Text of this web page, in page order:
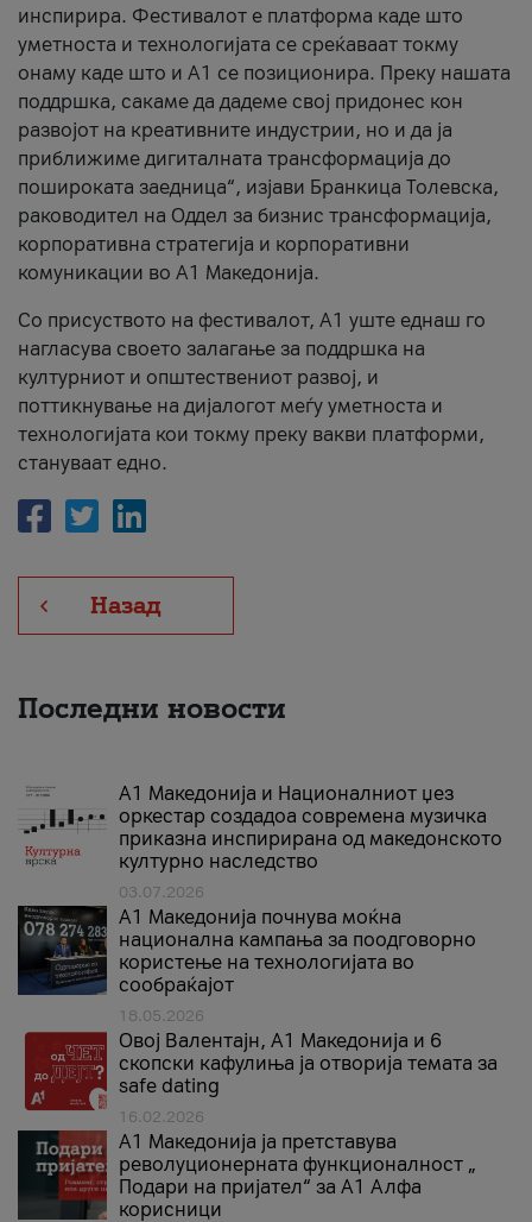
инспирира. Фестивалот е платформа каде што
уметноста и технологијата се среќаваат токму
онаму каде што и А1 се позиционира. Преку нашата
поддршка, сакаме да дадеме свој придонес кон
развојот на креативните индустрии, но и да ја
приближиме дигиталната трансформација до
пошироката заедница“, изјави Бранкица Толевска,
раководител на Оддел за бизнис трансформација,
корпоративна стратегија и корпоративни
комуникации во А1 Македонија.
Со присуството на фестивалот, А1 уште еднаш го
нагласува своето залагање за поддршка на
културниот и општествениот развој, и
поттикнување на дијалогот меѓу уметноста и
технологијата кои токму преку вакви платформи,
стануваат едно.
Назад
Последни новости
А1 Македонија и Националниот џез
оркестар создадоа современа музичка
приказна инспирирана од македонското
културно наследство
03.07.2026
A1 Македонија почнува моќна
национална кампања за поодговорно
користење на технологијата во
сообраќајот
18.05.2026
Овој Валентајн, A1 Македонија и 6
скопски кафулиња ја отворија темата за
safe dating
16.02.2026
А1 Македонија ја претставува
револуционерната функционалност „
Подари на пријател“ за А1 Алфа
корисници